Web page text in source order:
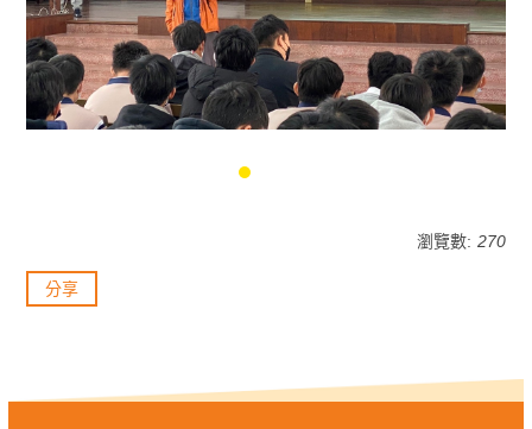
瀏覽數: 270
分享